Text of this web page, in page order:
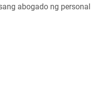
abogado ng